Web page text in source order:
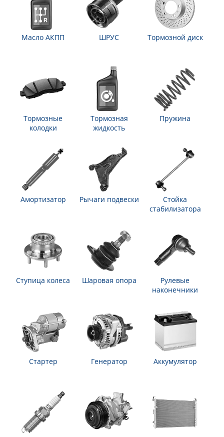
Масло АКПП ШРУС Тормозной диск
Тормозные
колодки
Тормозная
жидкость
Пружина
Амортизатор Рычаги подвески
Стойка
стабилизатора
Ступица колеса Шаровая опора
Рулевые
наконечники
Стартер Генератор Аккумулятор